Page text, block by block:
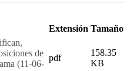
Extensión Tamaño
de
(11-06-
pdf
158.35
KB